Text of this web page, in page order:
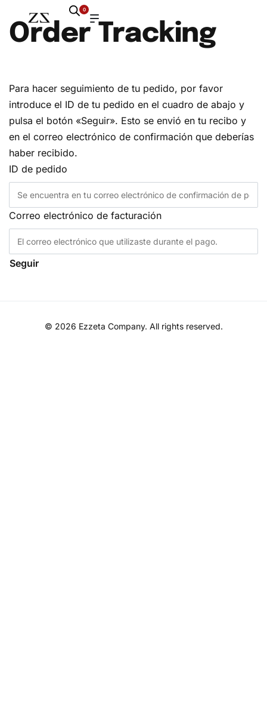
0
Order Tracking
Para hacer seguimiento de tu pedido, por favor
introduce el ID de tu pedido en el cuadro de abajo y
pulsa el botón «Seguir». Esto se envió en tu recibo y
en el correo electrónico de confirmación que deberías
haber recibido.
ID de pedido
Correo electrónico de facturación
Seguir
© 2026 Ezzeta Company. All rights reserved.